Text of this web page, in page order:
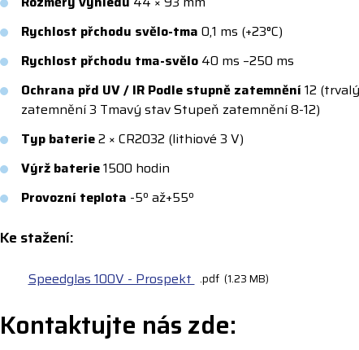
Rychlost přchodu svělo-tma 0,1 ms (+23°C)
Rychlost přchodu tma-svělo40 ms –250 ms
Ochrana přd UV / IR Podle stupně zatemnění12
zatemnění 3 Tmavý stav Stupeň zatemnění 8-12)
Typ baterie2 × CR2032 (lithiové 3 V)
Výrž baterie1500 hodin
Provozní teplota -5º až+55º
Ke stažení:
Speedglas 100V - Prospekt pdf 1.23 MB
Kontaktujte nás zde: